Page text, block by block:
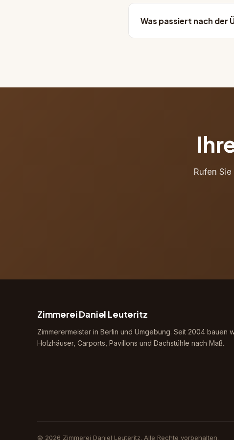
Was passiert nach der
Rufen
Zimmerei Daniel Leuteritz
Zimmerermeister in Berlin und Umgebung. Seit 2004 bauen
Holzhäuser, Carports, Pavillons und Dachstühle nach Maß.
© 2026 Zimmerei Daniel Leuteritz. Alle Rechte vorbehalten.